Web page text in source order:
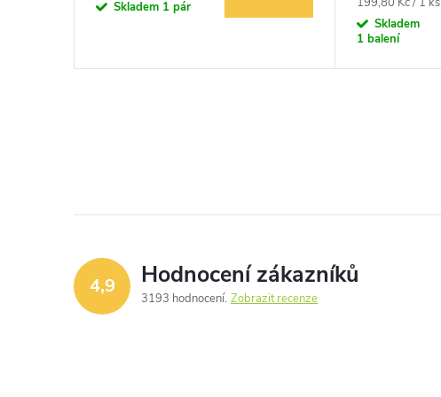
Skladem 1 pár
cena:Skladem
1 balení
4,9 Hodnocení zákazníků
3193 hodnocení Zobrazit recenze